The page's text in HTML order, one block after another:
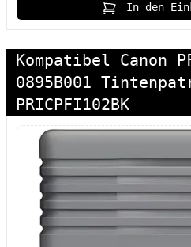
In den
Kompatibel Canon
0895B001
PRICPFI102BK